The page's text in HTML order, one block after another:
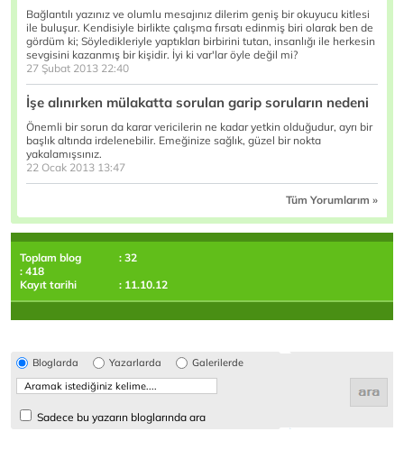
Bağlantılı yazınız ve olumlu mesajınız dilerim geniş bir okuyucu kitlesi
ile buluşur. Kendisiyle birlikte çalışma fırsatı edinmiş biri olarak ben de
gördüm ki; Söyledikleriyle yaptıkları birbirini tutan, insanlığı ile herkesin
sevgisini kazanmış bir kişidir. İyi ki var'lar öyle değil mi?
27 Şubat 2013 22:40
İşe alınırken mülakatta sorulan garip soruların nedeni
Önemli bir sorun da karar vericilerin ne kadar yetkin olduğudur, ayrı bir
başlık altında irdelenebilir. Emeğinize sağlık, güzel bir nokta
yakalamışsınız.
22 Ocak 2013 13:47
Tüm Yorumlarım »
Toplam blog
: 32
: 418
Kayıt tarihi
: 11.10.12
Bloglarda Yazarlarda Galerilerde
Sadece bu yazarın bloglarında ara